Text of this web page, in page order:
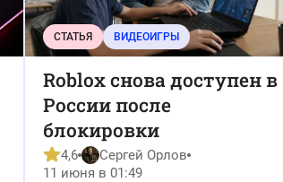
СТАТЬЯ ВИДЕОИГРЫ
Roblox снова доступен в
России после
блокировки
4,6
Сергей Орлов
11 июня в 01:49